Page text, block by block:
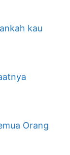
kau
Orang